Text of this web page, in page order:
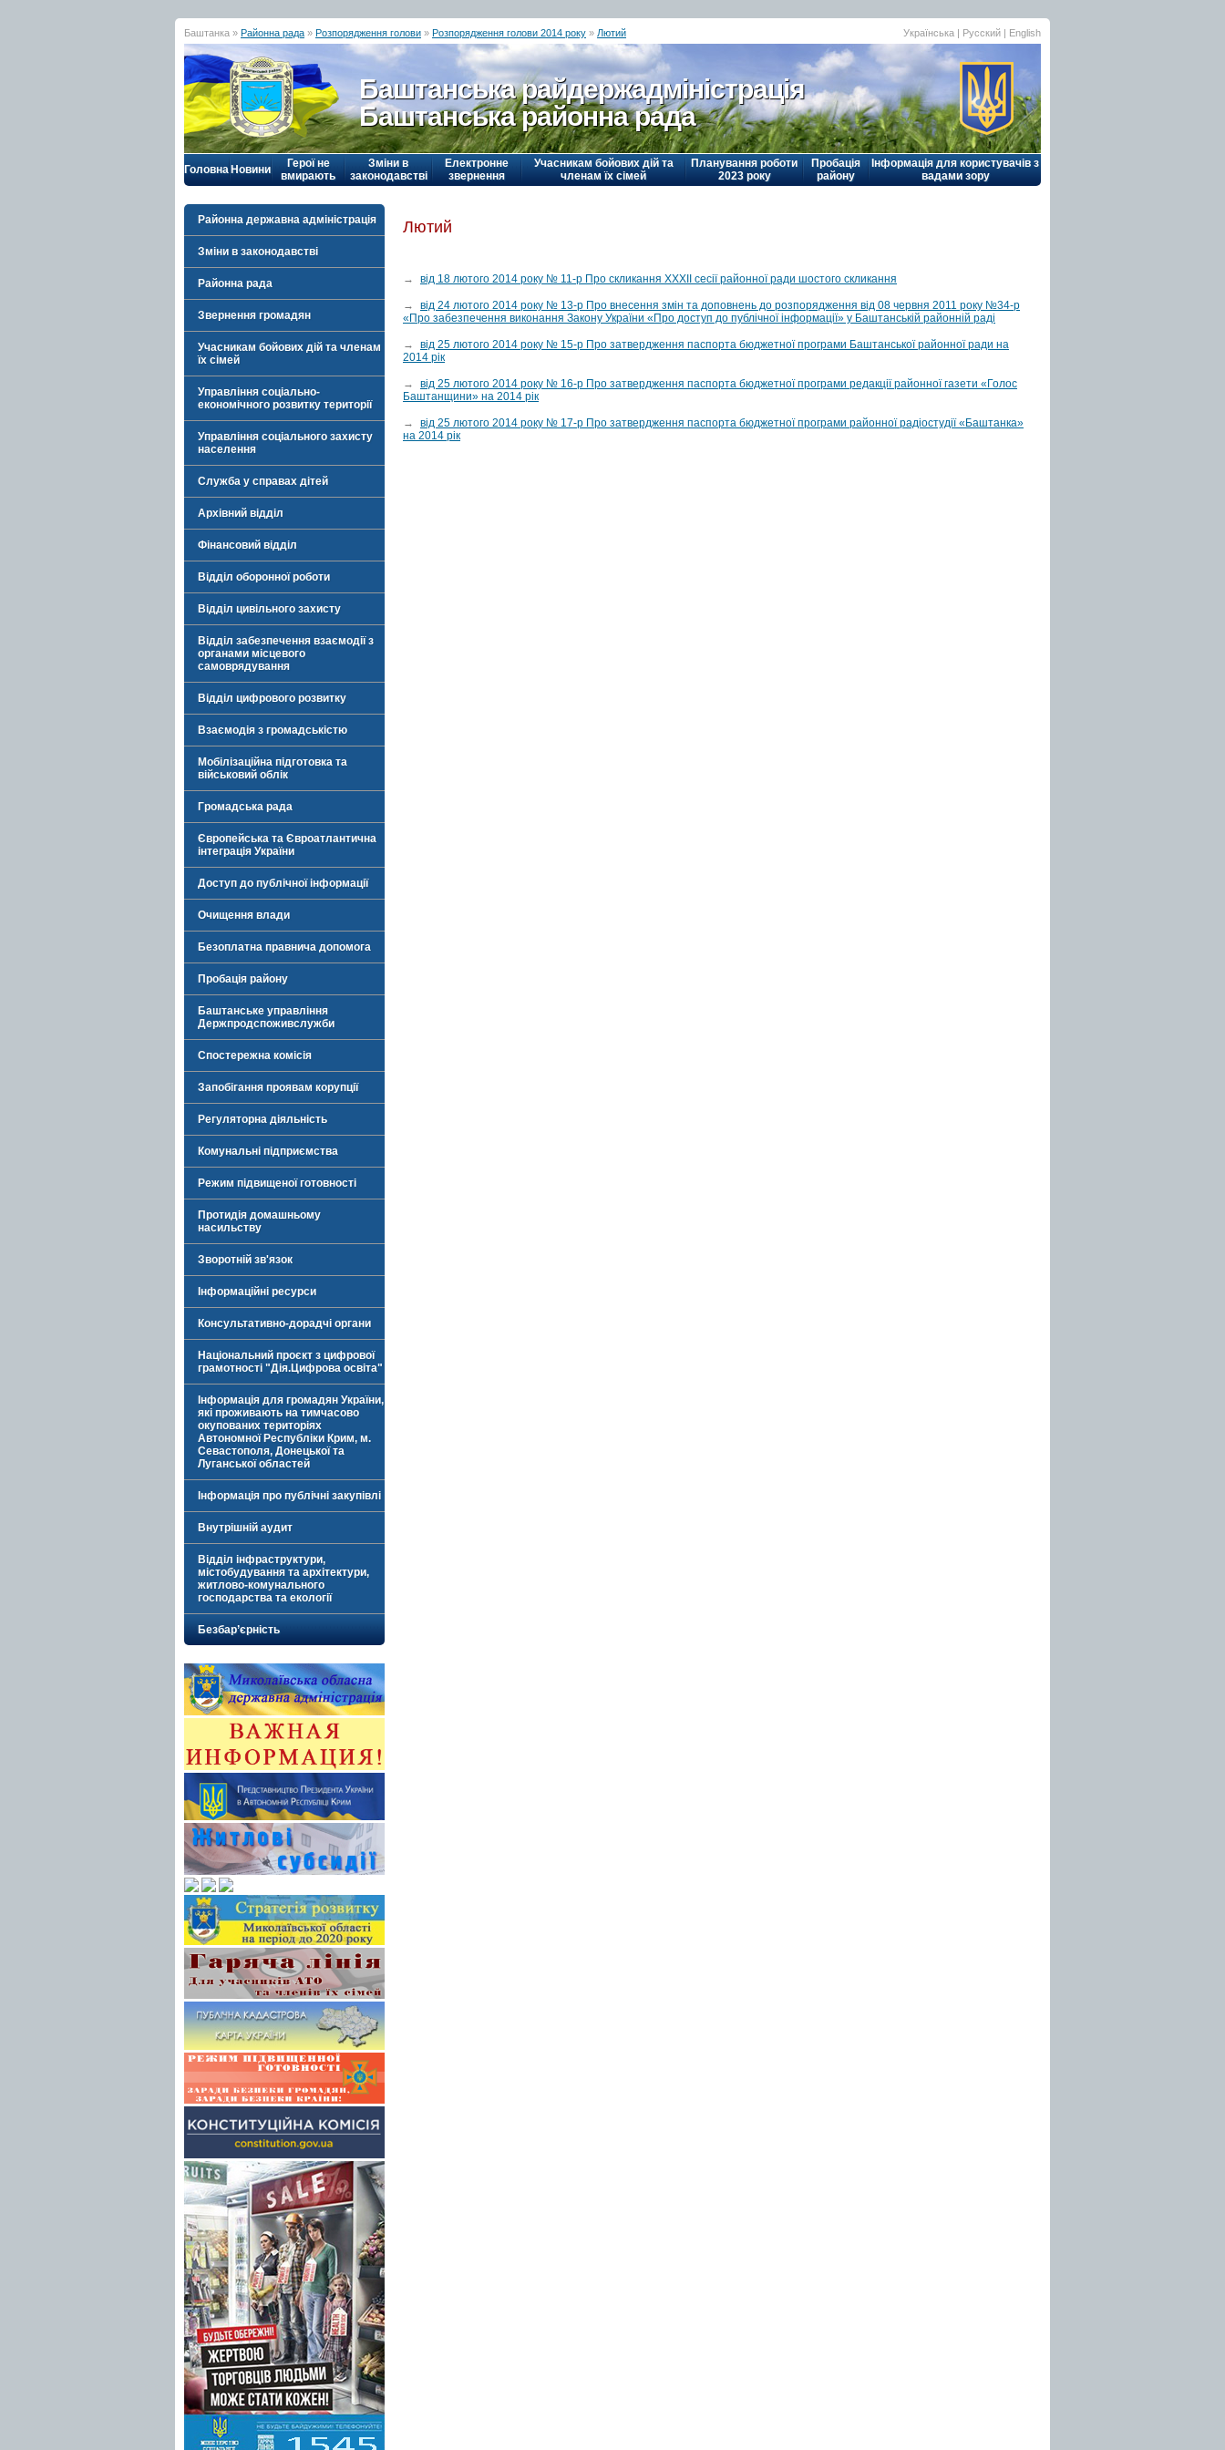
Баштанка » Районна рада » Розпорядження голови » Розпорядження голови 2014 року » Лютий Українська | Русский | English
Баштанська райдержадміністрація
Баштанська районна рада
Головна Новини
Герої не
вмирають
Зміни в
законодавстві
Електронне
звернення
Учасникам бойових дій та
членам їх сімей
Планування роботи
2023 року
Пробація
району
Інформація для користувачів з
вадами зору
Районна державна адміністрація
Зміни в законодавстві
Районна рада
Звернення громадян
Учасникам бойових дій та членам
їх сімей
Управління соціально-
економічного розвитку території
Управління соціального захисту
населення
Служба у справах дітей
Архівний відділ
Фінансовий відділ
Відділ оборонної роботи
Відділ цивільного захисту
Відділ забезпечення взаємодії з
органами місцевого
самоврядування
Відділ цифрового розвитку
Взаємодія з громадськістю
Мобілізаційна підготовка та
військовий облік
Громадська рада
Європейська та Євроатлантична
інтеграція України
Доступ до публічної інформації
Очищення влади
Безоплатна правнича допомога
Пробація району
Баштанське управління
Держпродспоживслужби
Спостережна комісія
Запобігання проявам корупції
Регуляторна діяльність
Комунальні підприємства
Режим підвищеної готовності
Протидія домашньому
насильству
Зворотній зв'язок
Інформаційні ресурси
Консультативно-дорадчі органи
Національний проєкт з цифрової
грамотності "Дія.Цифрова освіта"
Інформація для громадян України,
які проживають на тимчасово
окупованих територіях
Автономної Республіки Крим, м.
Севастополя, Донецької та
Луганської областей
Інформація про публічні закупівлі
Внутрішній аудит
Відділ інфраструктури,
містобудування та архітектури,
житлово-комунального
господарства та екології
Безбар’єрність
Лютий
→ від 18 лютого 2014 року № 11-р Про скликання ХХХІІ сесії районної ради шостого скликання
→
від 24 лютого 2014 року № 13-р Про внесення змін та доповнень до розпорядження від 08 червня 2011 року №34-р
«Про забезпечення виконання Закону України «Про доступ до публічної інформації» у Баштанській районній раді
→
від 25 лютого 2014 року № 15-р Про затвердження паспорта бюджетної програми Баштанської районної ради на
2014 рік
→
від 25 лютого 2014 року № 16-р Про затвердження паспорта бюджетної програми редакції районної газети «Голос
Баштанщини» на 2014 рік
→
від 25 лютого 2014 року № 17-р Про затвердження паспорта бюджетної програми районної радіостудії «Баштанка»
на 2014 рік